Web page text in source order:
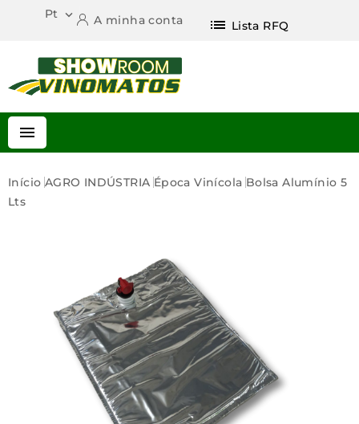
Pt  A minha conta list Lista RFQ

Início AGRO INDÚSTRIA Época Vinícola Bolsa Alumínio 5
Lts